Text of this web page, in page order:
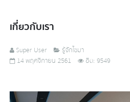
เกี่ยวกับเรา
Super User
รู้จักไซมา
14 พฤศจิกายน 2561
ฮิต: 9549